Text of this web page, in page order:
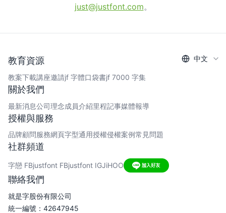
just@justfont.com。
聯絡我們
就是字股份有限公司
統一編號：42647945
教育資源
教案下載講座邀請jf 字體口袋書jf 7000 字集
關於我們
最新消息公司理念成員介紹里程記事媒體報導
授權與服務
品牌顧問服務網頁字型通用授權侵權案例常見問題
社群頻道
字戀 FBjustfont FBjustfont IGJiHOO
中文